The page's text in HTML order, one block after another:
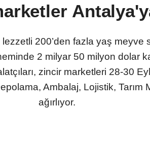
200’den fazla yaş meyve
2 milyar 50 milyon dolar
zincir marketleri 28-30
Ambalaj, Lojistik, Tarım
ağırlıyor.